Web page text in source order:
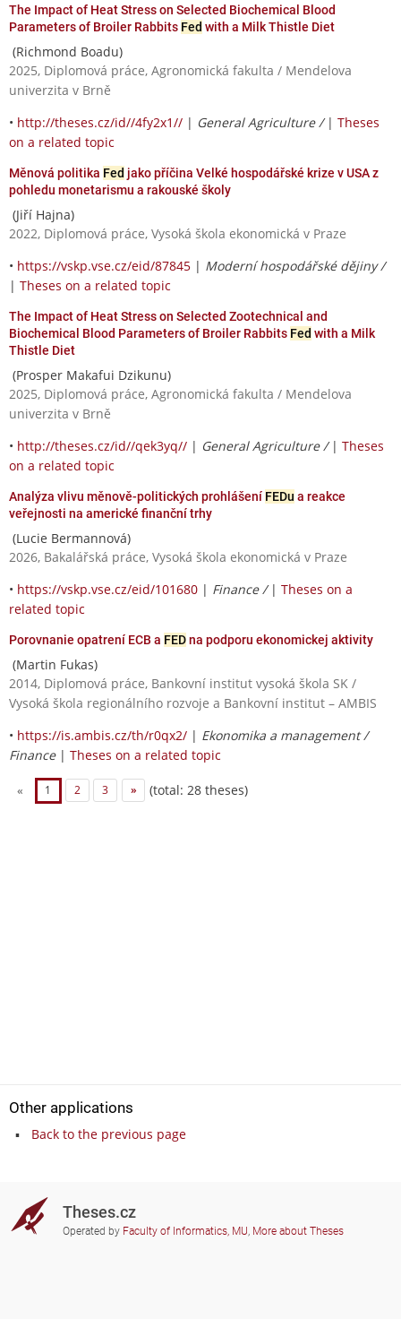
The Impact of Heat Stress on Selected Biochemical Blood
Parameters of Broiler Rabbits Fed with a Milk Thistle Diet
(Richmond Boadu)
2025, Diplomová práce, Agronomická fakulta / Mendelova
univerzita v Brně
• http://theses.cz/id//4fy2x1// | General Agriculture / | Theses
on a related topic
Měnová politika Fed jako příčina Velké hospodářské krize v USA z
pohledu monetarismu a rakouské školy
(Jiří Hajna)
2022, Diplomová práce, Vysoká škola ekonomická v Praze
• https://vskp.vse.cz/eid/87845 | Moderní hospodářské dějiny /
| Theses on a related topic
The Impact of Heat Stress on Selected Zootechnical and
Biochemical Blood Parameters of Broiler Rabbits Fed with a Milk
Thistle Diet
(Prosper Makafui Dzikunu)
2025, Diplomová práce, Agronomická fakulta / Mendelova
univerzita v Brně
• http://theses.cz/id//qek3yq// | General Agriculture / | Theses
on a related topic
Analýza vlivu měnově-politických prohlášení FEDu a reakce
veřejnosti na americké finanční trhy
(Lucie Bermannová)
2026, Bakalářská práce, Vysoká škola ekonomická v Praze
• https://vskp.vse.cz/eid/101680 | Finance / | Theses on a
related topic
Porovnanie opatrení ECB a FEDna podporu ekonomickej aktivity
(Martin Fukas)
2014, Diplomová práce, Bankovní institut vysoká škola SK /
Vysoká škola regionálního rozvoje a Bankovní institut – AMBIS
• https://is.ambis.cz/th/r0qx2/ | Ekonomika a management /
Finance| Theses on a related topic
« 1 2 3 » (total: 28 theses)
Other applications
Back to the previous page
Theses.cz
Operated by Faculty of Informatics, MU, More about Theses